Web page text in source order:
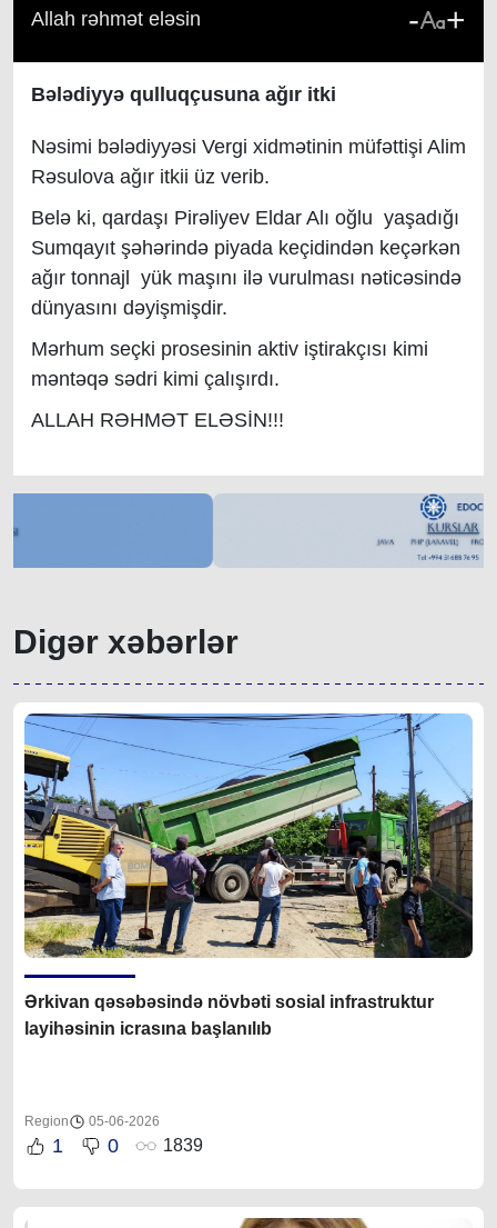
Allah rəhmət eləsin - +
Bələdiyyə qulluqçusuna ağır itki
Nəsimi bələdiyyəsi Vergi xidmətinin müfəttişi Alim
Rəsulova ağır itkii üz verib.
Belə ki, qardaşı Pirəliyev Eldar Alı oğlu yaşadığı
Sumqayıt şəhərində piyada keçidindən keçərkən
ağır tonnajl yük maşını ilə vurulması nəticəsində
dünyasını dəyişmişdir.
Mərhum seçki prosesinin aktiv iştirakçısı kimi
məntəqə sədri kimi çalışırdı.
ALLAH RƏHMƏT ELƏSİN!!!
Digər xəbərlər
Ərkivan qəsəbəsində növbəti sosial infrastruktur
layihəsinin icrasına başlanılıb
Region 05-06-2026
1 0 1839